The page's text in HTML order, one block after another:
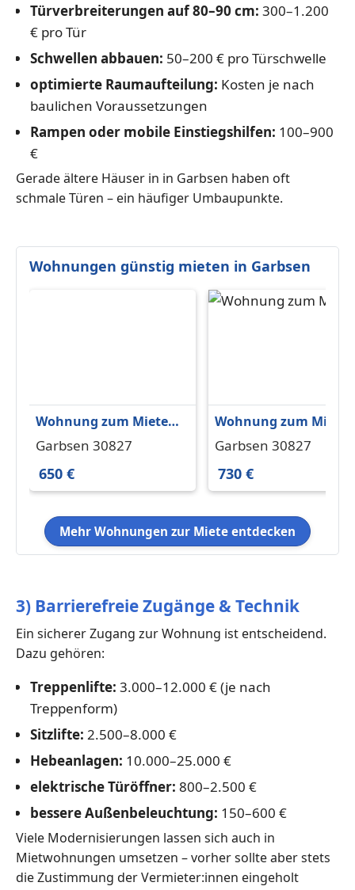
Türverbreiterungen auf 80–90 cm: 300–1.200
€ pro Tür
Schwellen abbauen: 50–200 € pro Türschwelle
optimierte Raumaufteilung: Kosten je nach
baulichen Voraussetzungen
Rampen oder mobile Einstiegshilfen: 100–900
€
Gerade ältere Häuser in in Garbsen haben oft
schmale Türen – ein häufiger Umbaupunkte.
Wohnungen günstig mieten in Garbsen
Wohnung zum Mieten
in Garbsen 650 € 68.7
Garbsen 30827
650 €
Wohnung zum Mieten
in Garbsen 730 € 73
Garbsen 30827
730 €
Mehr Wohnungen zur Miete entdecken
3) Barrierefreie Zugänge & Technik
Ein sicherer Zugang zur Wohnung ist entscheidend.
Dazu gehören:
Treppenlifte: 3.000–12.000 € (je nach
Treppenform)
Sitzlifte: 2.500–8.000 €
Hebeanlagen: 10.000–25.000 €
elektrische Türöffner: 800–2.500 €
bessere Außenbeleuchtung: 150–600 €
Viele Modernisierungen lassen sich auch in
Mietwohnungen umsetzen – vorher sollte aber stets
die Zustimmung der Vermieter:innen eingeholt